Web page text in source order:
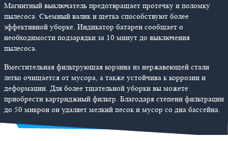
Магнитный выключатель предотвращает протечку и поломку
пылесоса. Съемный валик и щетка способствуют более
эффективной уборке. Индикатор батареи сообщает о
необходимости подзарядки за 10 минут до выключения
пылесоса.
Вместительная фильтрующая корзина из нержавеющей стали
легко очищается от мусора, а также устойчива к коррозии и
деформации. Для более тщательной уборки вы можете
приобрести картриджный фильтр. Благодаря степени фильтрации
до 50 микрон он удаляет мелкий песок и мусор со дна бассейна.